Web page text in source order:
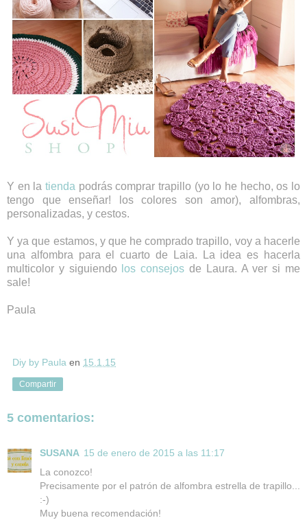
Y en la tienda podrás comprar trapillo (yo lo he hecho, os lo
tengo que enseñar! los colores son amor), alfombras,
personalizadas, y cestos.
Y ya que estamos, y que he comprado trapillo, voy a hacerle
una alfombra para el cuarto de Laia. La idea es hacerla
multicolor y siguiendo
los consejos de Laura. A ver si me
sale!
Paula
Diy by Paula en 15.1.15
Compartir
5 comentarios:
SUSANA 15 de enero de 2015 a las 11:17
La conozco!
Precisamente por el patrón de alfombra estrella de trapillo...
:-)
Muy buena recomendación!